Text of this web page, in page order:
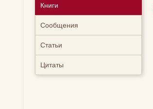
Книги
Сообщения
Статьи
Цитаты